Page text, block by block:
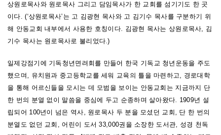
상원로목사와 원로목사 그리고 담임목사가 한 교회를 섬기기도 한 곳
이다. (‘상원로목사’는 고 김광현 목사와 고 김기수 목사를 구분하기 위
해 안동교회 내부에서 사용한 호칭이다. 김광현 목사는 상원로목사, 김
기수 목사는 원로목사로 불리었다.)
일제강점기에 기독청년면려회를 만들어 한국 기독교 청년운동을 주도
했으며, 유치원과 중고등학교를 세워 교육의 틀을 마련하고, 경로대학
을 통해 어르신들을 모시는 데 모범을 보이는 안동교회는 지금까지 단
한 번의 분열 없이 말씀을 중심에 두고 순종하며 살아왔다. 1909년 설
립되어 100년이 넘은 역사, 원로목사 두 분을 모셨던 교회, 단 한 번의
분열도 없던 교회, 어린이 도서 33,000권을 소장한 도서관, 성경 천독